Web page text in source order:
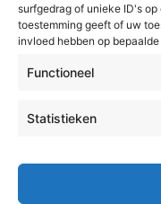
surfgedrag of unieke ID's
toestemming geeft of uw
invloed hebben op
Functioneel
Statistieken
Leudal
Maasgouw
Echt-Susteren
Roermond